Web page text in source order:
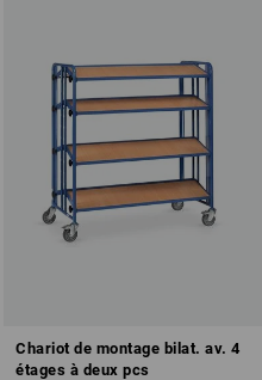
Chariot de montage bilat. av. 4
étages à deux pcs